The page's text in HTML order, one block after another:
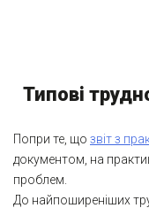
Типові
Попри те, що звіт з
документом, на
проблем.
До найпоширеніших